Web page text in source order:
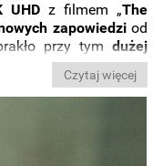
UHDz filmem „The
zapowiedziod
przy tymdużej
. Wszystkie
zebraliśmy dla Was w
UHD?”. Miłej lektury.
Czytaj więcej